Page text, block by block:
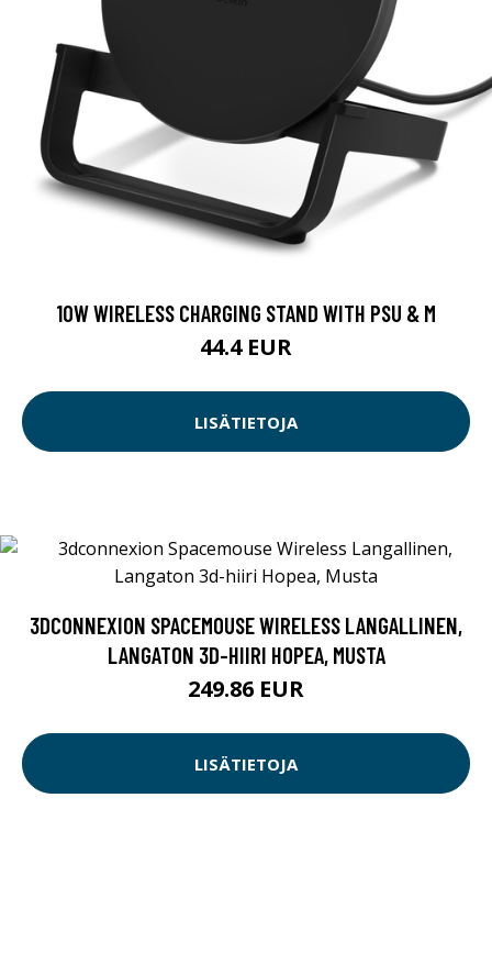
10W WIRELESS CHARGING STAND WITH PSU & M
44.4 EUR
LISÄTIETOJA
3DCONNEXION SPACEMOUSE WIRELESS LANGALLINEN,
LANGATON 3D-HIIRI HOPEA, MUSTA
249.86 EUR
LISÄTIETOJA